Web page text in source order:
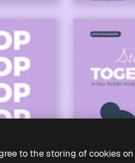
to the storing of cookies